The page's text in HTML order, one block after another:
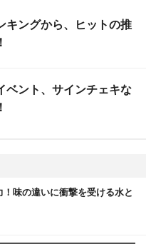
キングから、ヒットの推
ベント、サインチェキな
味の違いに衝撃を受ける水と